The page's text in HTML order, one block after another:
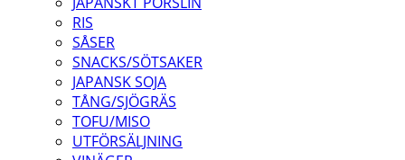
RIS
SÅSER
SNACKS/SÖTSAKER
JAPANSK SOJA
TÅNG/SJÖGRÄS
TOFU/MISO
UTFÖRSÄLJNING